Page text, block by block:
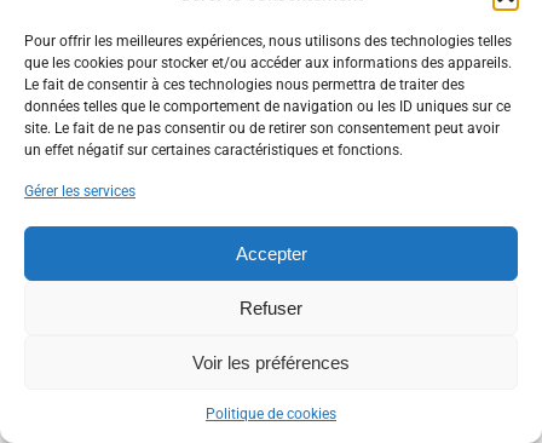
Pour offrir les meilleures expériences, nous utilisons des technologies telles
que les cookies pour stocker et/ou accéder aux informations des appareils.
Le fait de consentir à ces technologies nous permettra de traiter des
données telles que le comportement de navigation ou les ID uniques sur ce
site. Le fait de ne pas consentir ou de retirer son consentement peut avoir
un effet négatif sur certaines caractéristiques et fonctions.
Gérer les services
Accepter
Refuser
Voir les préférences
Politique de cookies
Actualités,Jeunesse,Municipalité Par Fanny Gannat 10 août 2022
Nouvelles équipes pour notre centre de loisirs mais
toujours autant de bonne humeur ! Les enfants vont
voyager en ce mois d’août avec diverses escales prévues.
et bien sûr des sorties (piscines, accrobranche, laser